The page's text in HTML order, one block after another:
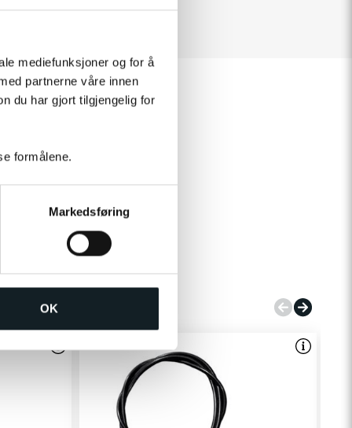
mediefunksjoner og for å
partnerne våre innen
du har gjort tilgjengelig for
formålene.
Markedsføring
OK